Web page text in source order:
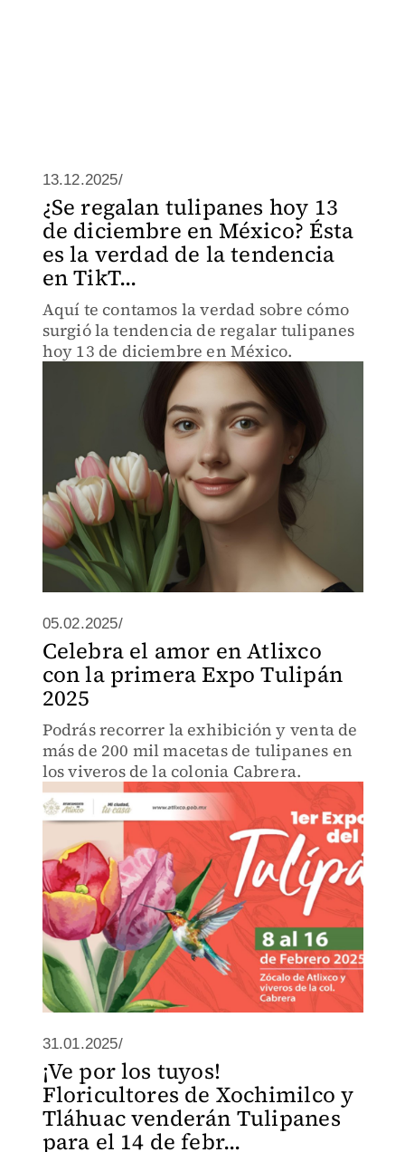
13.12.2025/
¿Se regalan tulipanes hoy 13
de diciembre en México? Ésta
es la verdad de la tendencia
en TikT...
Aquí te contamos la verdad sobre cómo
surgió la tendencia de regalar tulipanes
hoy 13 de diciembre en México.
05.02.2025/
Celebra el amor en Atlixco
con la primera Expo Tulipán
2025
Podrás recorrer la exhibición y venta de
más de 200 mil macetas de tulipanes en
los viveros de la colonia Cabrera.
31.01.2025/
¡Ve por los tuyos!
Floricultores de Xochimilco y
Tláhuac venderán Tulipanes
para el 14 de febr...